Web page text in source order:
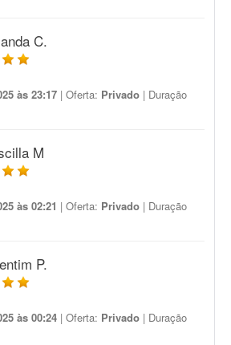
C.
às 23:17 | Oferta: Privado | Duração
M
às 02:21 | Oferta: Privado | Duração
P.
às 00:24 | Oferta: Privado | Duração